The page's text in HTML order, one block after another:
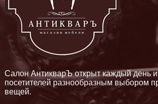
Салон АнтикварЪ открыт каждый день и
посетителей разнообразным выбором
вещей.